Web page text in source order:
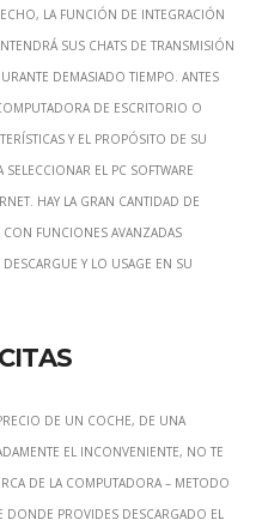
la función de integración
sus chats de transmisión
demasiado tiempo. Antes
de escritorio o
y el propósito de su
seleccionar el pc software
Hay la gran cantidad de
funciones avanzadas
y lo usage en su
de un coche, de una
el inconveniente, no te
de la computadora – metodo
donde provides descargado el